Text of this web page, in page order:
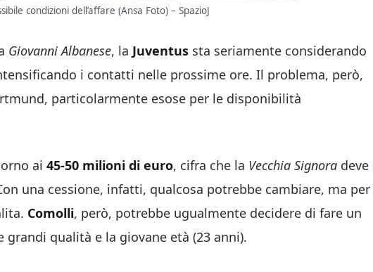
condizioni dell’affare (Ansa Foto) – SpazioJ
Giovanni Albanese, la Juventus sta seriamente considerando
i contatti nelle prossime ore. Il problema, però,
particolarmente esose per le disponibilità
ai 45-50 milioni di euro, cifra che la Vecchia Signora deve
una cessione, infatti, qualcosa potrebbe cambiare, ma per
Comolli, però, potrebbe ugualmente decidere di fare un
qualità e la giovane età (23 anni).